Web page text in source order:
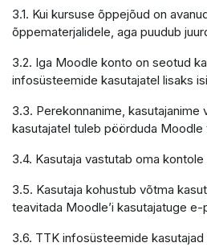
3.1. Kui kursuse õppejõud on
õppematerjalidele, aga puudub
3.2. Iga Moodle konto on seotud
infosüsteemide kasutajatel lisaks
3.3. Perekonnanime,
kasutajatel tuleb pöörduda
3.4. Kasutaja vastutab oma
3.5. Kasutaja kohustub võtma
teavitada Moodle’i kasutajatuge
3.6. TTK infosüsteemide